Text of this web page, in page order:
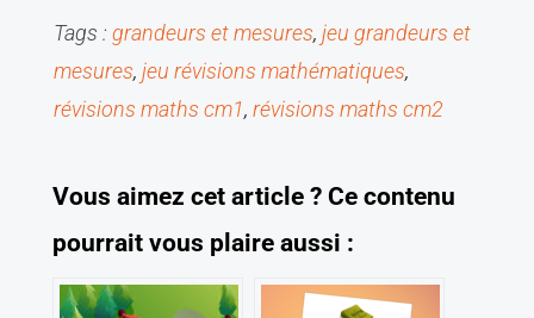
Tags : grandeurs et mesures, jeu grandeurs et
mesures, jeu révisions mathématiques
révisions maths cm1, révisions maths cm2
Vous aimez cet article ? Ce contenu
pourrait vous plaire aussi :